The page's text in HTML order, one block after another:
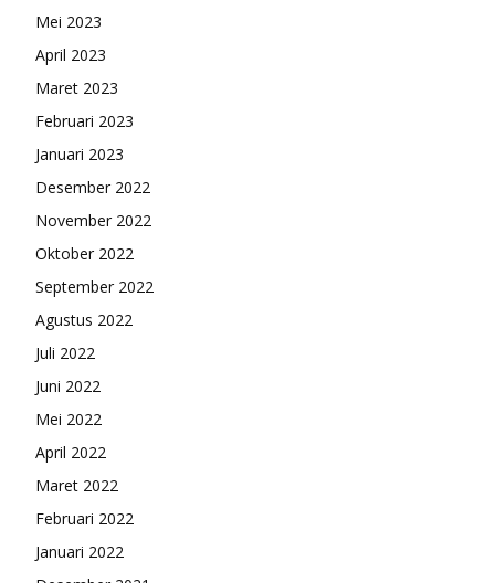
Mei 2023
April 2023
Maret 2023
Februari 2023
Januari 2023
Desember 2022
November 2022
Oktober 2022
September 2022
Agustus 2022
Juli 2022
Juni 2022
Mei 2022
April 2022
Maret 2022
Februari 2022
Januari 2022